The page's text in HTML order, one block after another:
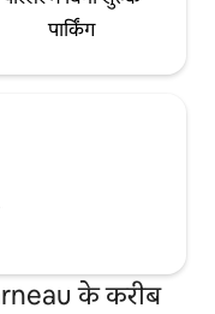
पार्किंग
के करीब